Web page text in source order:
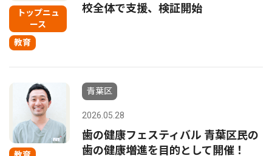
トップニュ
ース
教育
校全体で支援、検証開始
青葉区
2026.05.28
歯の健康フェスティバル 青葉区民の
歯の健康増進を目的として開催！